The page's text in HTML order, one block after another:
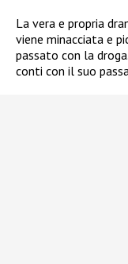
La vera e propria
viene minacciata e
passato con la
conti con il suo